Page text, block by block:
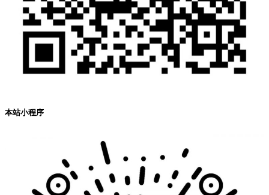
本站小程序